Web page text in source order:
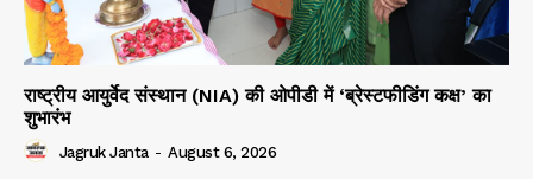
राष्ट्रीय आयुर्वेद संस्थान (NIA) की ओपीडी में ‘ब्रेस्टफीडिंग कक्ष’ का
शुभारंभ
Jagruk Janta - August 6, 2026